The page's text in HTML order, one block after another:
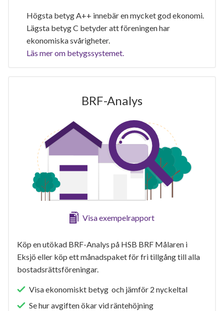
Högsta betyg A++ innebär en mycket god ekonomi.
Lägsta betyg C betyder att föreningen har
ekonomiska svårigheter.
Läs mer om betygssystemet.
BRF-Analys
Visa exempelrapport
Köp en utökad BRF-Analys på HSB BRF Målaren i
Eksjö eller köp ett månadspaket för fri tillgång till alla
bostadsrättsföreningar.
Visa ekonomiskt betyg och jämför 2 nyckeltal
Se hur avgiften ökar vid räntehöjning